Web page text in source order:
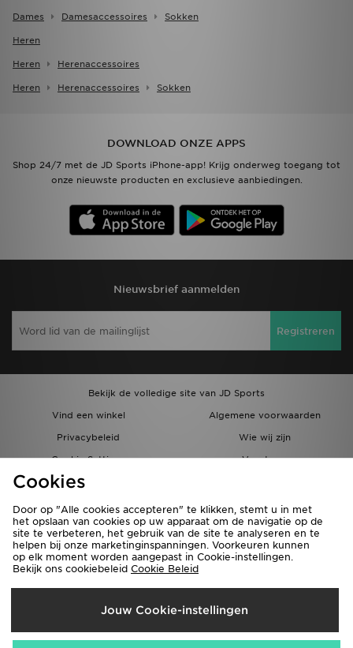
Dames Damesaccessoires Sokken
Heren
Heren Herenaccessoires
Heren Herenaccessoires Sokken
DOWNLOAD ONZE APPS
Shop 24/7 met de JD Sports iPhone-app! Krijg onderweg toegang tot
onze nieuwste producten en exclusieve aanbiedingen.
Nieuwsbrief aanmelden
Registreren
Bekijk de volledige site van JD Sports
Vind een winkel
Algemene voorwaarden
Privacybeleid
Wie wij zijn
Cookie Settings
Vacatures
Bestellingen en Levering
Verzenden Naar
België
Cookies
Door op "Alle cookies accepteren" te klikken, stemt u in met
het opslaan van cookies op uw apparaat om de navigatie op de
site te verbeteren, het gebruik van de site te analyseren en te
helpen bij onze marketinginspanningen. Voorkeuren kunnen
op elk moment worden aangepast in Cookie-instellingen.
Bekijk ons cookiebeleid Cookie Beleid
Jouw Cookie-instellingen